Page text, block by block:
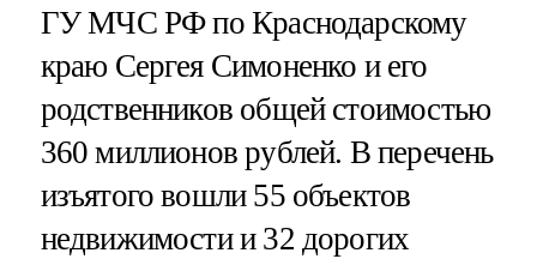
ГУ МЧС РФ по Краснодарскому
краю Сергея Симоненко и его
родственников общей стоимостью
360 миллионов рублей. В перечень
изъятого вошли 55 объектов
недвижимости и 32 дорогих